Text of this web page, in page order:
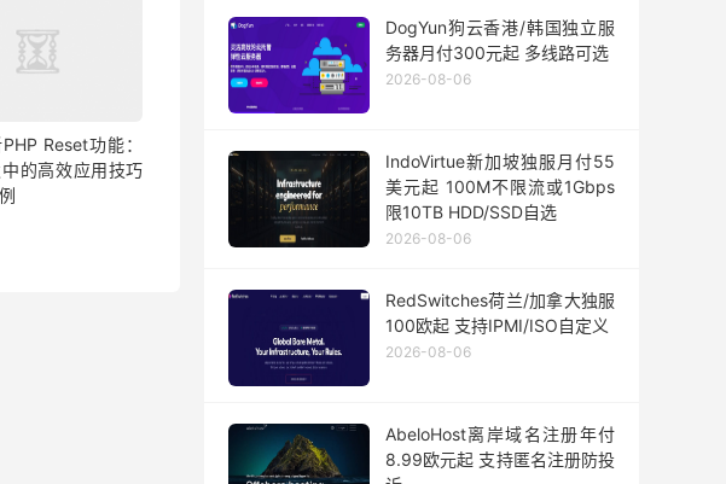
Reset功能：
的高效应用技巧
DogYun狗云香港/韩国独立服
务器月付300元起 多线路可选
2026-08-06
IndoVirtue新加坡独服月付55
美元起 100M不限流或1Gbps
限10TB HDD/SSD自选
2026-08-06
RedSwitches荷兰/加拿大独服
100欧起 支持IPMI/ISO自定义
2026-08-06
AbeloHost离岸域名注册年付
8.99欧元起 支持匿名注册防投